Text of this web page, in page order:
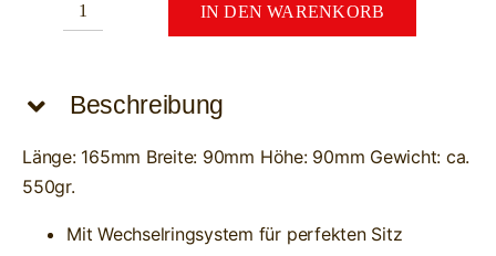
weiss
IN DEN WARENKORB
Beschreibung
Länge: 165mm Breite: 90mm Höhe: 90mm Gewicht: ca.
550gr.
Mit Wechselringsystem für perfekten Sitz